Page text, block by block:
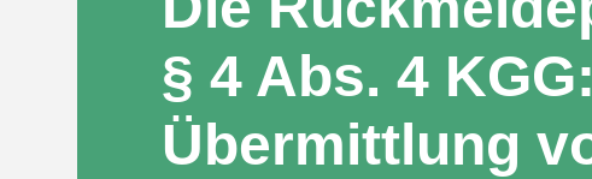
§ 4 Abs. 4 KGG:
Übermittlung